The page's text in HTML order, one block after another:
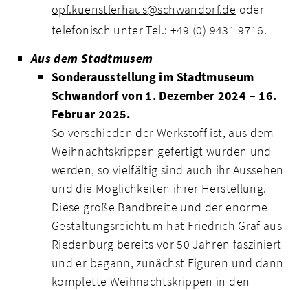
opf.kuenstlerhaus@schwandorf.de oder
telefonisch unter Tel.: +49 (0) 9431 9716.
Aus dem Stadtmusem
Sonderausstellung im Stadtmuseum
Schwandorf von 1. Dezember 2024 – 16.
Februar 2025.
So verschieden der Werkstoff ist, aus dem
Weihnachtskrippen gefertigt wurden und
werden, so vielfältig sind auch ihr Aussehen
und die Möglichkeiten ihrer Herstellung.
Diese große Bandbreite und der enorme
Gestaltungsreichtum hat Friedrich Graf aus
Riedenburg bereits vor 50 Jahren fasziniert
und er begann, zunächst Figuren und dann
komplette Weihnachtskrippen in den